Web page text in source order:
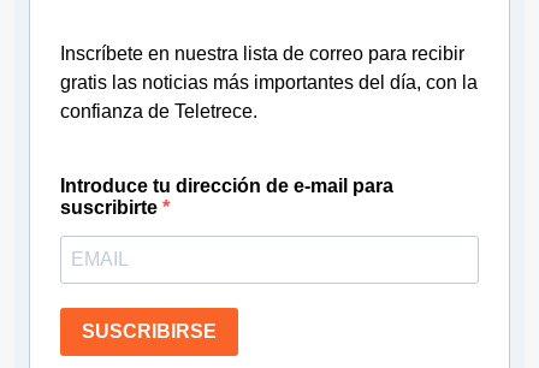
Inscríbete en nuestra lista de correo para recibir
gratis las noticias más importantes del día, con la
confianza de Teletrece.
Introduce tu dirección de e-mail para
suscribirte
SUSCRIBIRSE